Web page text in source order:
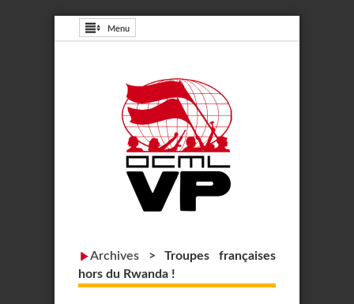
Menu
Archives >Troupes françaises
hors du Rwanda !